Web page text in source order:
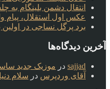
انتقال دشمن بلینگام
عکس اول استقلال، پیام
برد پرگل نساجی در
آخرین دیدگاه‌ها
sajjad در موزیک جدید
آقای وردپرس در سلام